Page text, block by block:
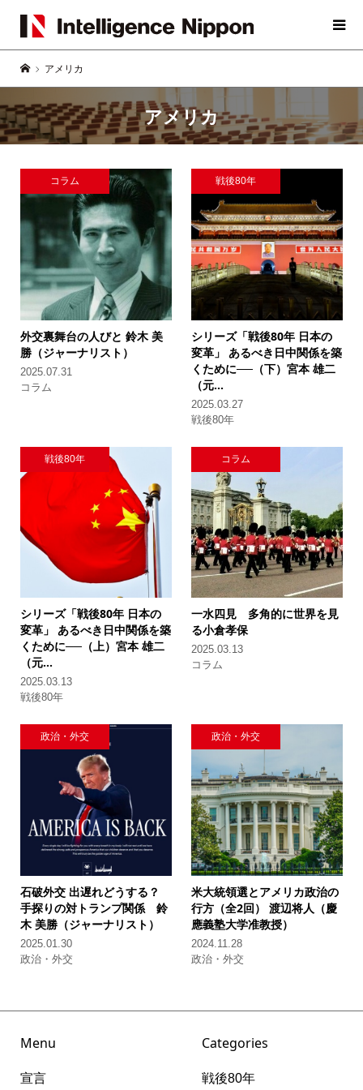
アメリカ
アメリカ
コラム
外交裏舞台の人びと 鈴木 美
勝（ジャーナリスト）
2025.07.31
コラム
戦後80年
シリーズ「戦後80年 日本の
変革」
あるべき日中関係を築
くために──（下）宮本 雄二
（元...
2025.03.27
戦後80年
戦後80年
シリーズ「戦後80年 日本の
変革」 あるべき日中関係を築
くために──（上） 宮本 雄二
（元...
2025.03.13
戦後80年
コラム
一水四見 多角的に世界を見
る小倉孝保
2025.03.13
コラム
政治・外交
石破外交 出遅れどうする？
手探りの対トランプ関係 鈴
木 美勝（ジャーナリスト）
2025.01.30
政治・外交
政治・外交
米大統領選とアメリカ政治の
行方（全2回）
渡辺将人（慶
應義塾大学准教授）
2024.11.28
政治・外交
Menu
宣言
Categories
戦後80年